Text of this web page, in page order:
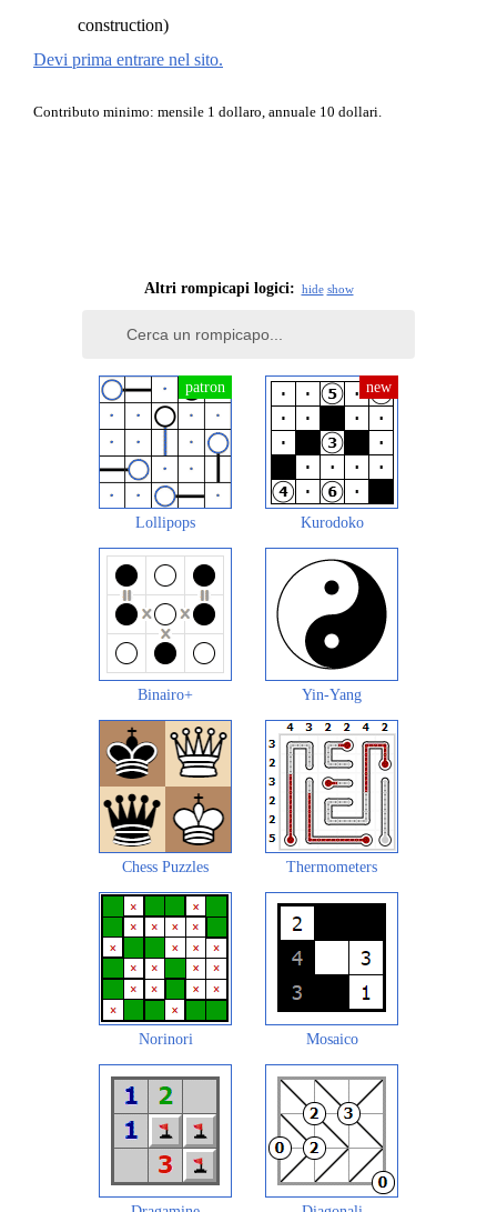
construction)
Devi prima entrare nel sito.
Contributo minimo: mensile 1 dollaro, annuale 10 dollari.
Altri rompicapi logici: hide show
Lollipops Kurodoko
Binairo+ Yin-Yang
Chess Puzzles Thermometers
Norinori Mosaico